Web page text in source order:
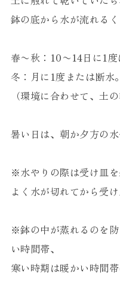
鉢の底から水が流れるく
春〜秋：10〜14日に1度
冬：月に1度または断水。
（環境に合わせて、土
暑い日は、朝か夕方の
※水やりの際は受け皿を
よく水が切れてから受
※鉢の中が蒸れるのを
い時間帯、
寒い時期は暖かい時間帯